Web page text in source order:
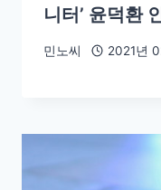
니터’ 윤덕환
민노씨 2021년